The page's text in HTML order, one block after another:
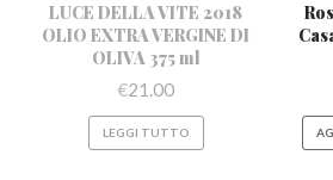
LUCE DELLA VITE 2018
OLIO EXTRAVERGINE DI
OLIVA 375 ml
€21.00
LEGGI TUTTO